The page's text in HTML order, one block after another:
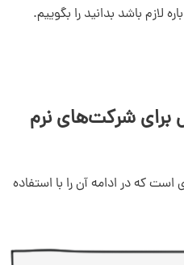
لازم باشد بدانید را بگوییم.
برای شرکت‌های نرم
ساده 4 مرحله‌ای است که در ادامه آن را با استفاده